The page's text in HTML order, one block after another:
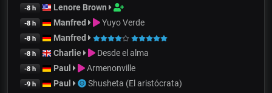
-8 h Lenore Brown
-8 h Manfred Yuyo Verde
-8 h Manfred
-8 h Charlie Desde el alma
-8 h Paul Armenonville
-9 h Paul Shusheta (El aristócrata)